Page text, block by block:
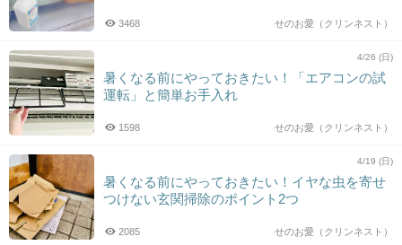
せのお愛（クリンネスト）
3468
4/26 (日)
暑くなる前にやっておきたい！「エアコンの試
運転」と簡単お手入れ
せのお愛（クリンネスト）
1598
4/19 (日)
暑くなる前にやっておきたい！イヤな虫を寄せ
つけない玄関掃除のポイント2つ
せのお愛（クリンネスト）
2085